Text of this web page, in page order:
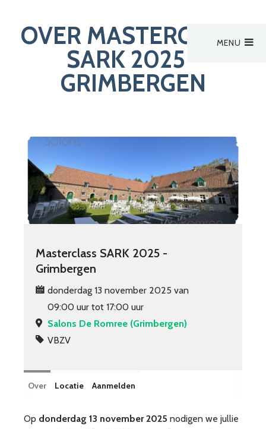
OVER MASTERCLASS
SARK 2025 -
GRIMBERGEN
MENU
Masterclass SARK 2025 -
Grimbergen
donderdag 13 november 2025 van
09:00 uur tot 17:00 uur
Salons De Romree (Grimbergen)
VBZV
Over Locatie Aanmelden
Op donderdag 13 november 2025nodigen we jullie
Hoofdmenu
Activiteiten
Activiteiten
Aanmelden